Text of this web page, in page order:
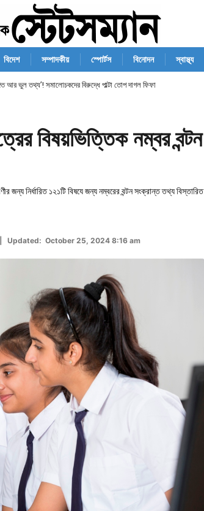
বিদেশ সম্পাদকীয় স্পোর্টস বিনোদন স্বাস্থ্য
আর ভুল তথ্য’! সমালোচকদের বিরুদ্ধে পাল্টা তোপ দাগল ফিফা
বিষয়ভিত্তিক নম্বর বন্টন
জন্য নির্ধারিত ১২১টি বিষযে জন্য নম্বরের বন্টন সংক্রান্ত তথ্য বিস্তারিত
October 25, 2024 8:16 am